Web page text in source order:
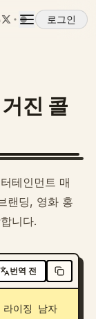
로그인
진 콜
테인먼트 매
랜딩, 영화 홍
니다.
번역 전
이징 남자